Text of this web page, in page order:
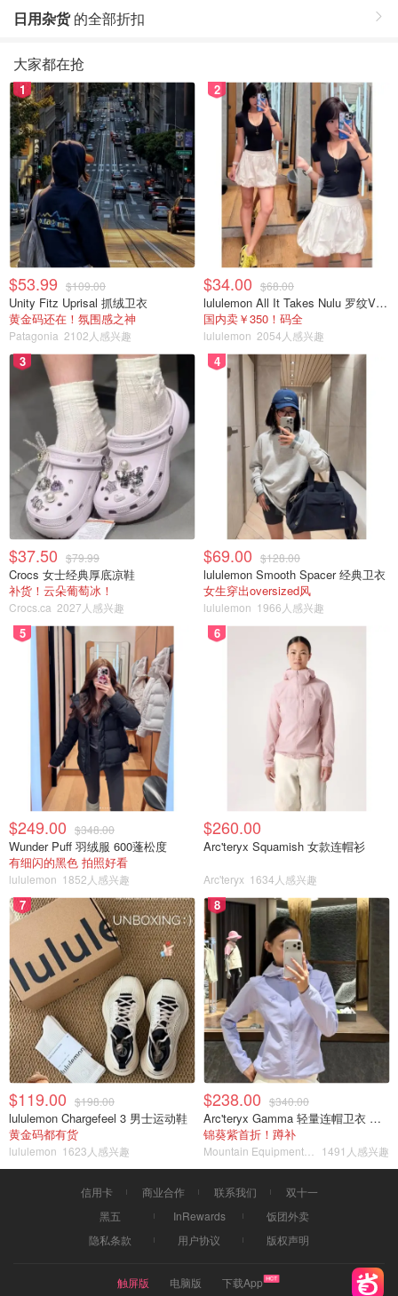
日用杂货的全部折扣
大家都在抢
1
$53.99 $109.00
Unity Fitz Uprisal 抓绒卫衣
黄金码还在！氛围感之神
Patagonia 2102人感兴趣
2
$34.00 $68.00
lululemon All It Takes Nulu 罗纹V领短袖T恤
国内卖￥350！码全
lululemon 2054人感兴趣
3
$37.50 $79.99
Crocs 女士经典厚底凉鞋
补货！云朵葡萄冰！
Crocs.ca 2027人感兴趣
4
$69.00 $128.00
lululemon Smooth Spacer 经典卫衣
女生穿出oversized风
lululemon 1966人感兴趣
5
$249.00 $348.00
Wunder Puff 羽绒服 600蓬松度
有细闪的黑色 拍照好看
lululemon 1852人感兴趣
6
$260.00
Arc'teryx Squamish 女款连帽衫
Arc'teryx 1634人感兴趣
7
$119.00 $198.00
lululemon Chargefeel 3 男士运动鞋
黄金码都有货
lululemon 1623人感兴趣
8
$238.00 $340.00
Arc'teryx Gamma 轻量连帽卫衣 女款
锦葵紫首折！蹲补
1491人感兴趣
信用卡 商业合作 联系我们
双十一
黑五
InRewards
饭团外卖
隐私条款
用户协议 版权声明
触屏版 电脑版 下载App